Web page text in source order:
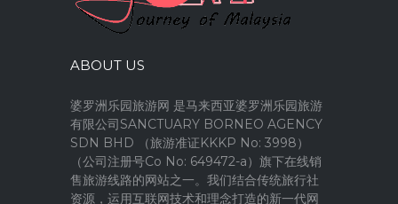
ABOUT US
婆罗洲乐园旅游网 是马来西亚婆罗洲乐园旅游
有限公司SANCTUARY BORNEO AGENCY
SDN BHD （旅游准证KKKP No: 3998）
（公司注册号Co No: 649472-a）旗下在线销
售旅游线路的网站之一。我们结合传统旅行社
资源，运用互联网技术和理念打造的新一代网